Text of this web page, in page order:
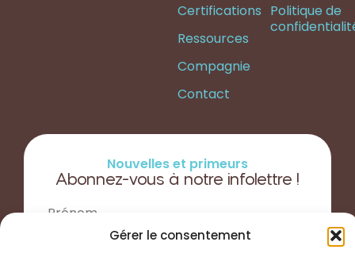
Gérer le consentement
Certifications
Ressources
Compagnie
Contact
Politique de
Nouvelles et primeurs
Abonnez-vous à notre infolettre !